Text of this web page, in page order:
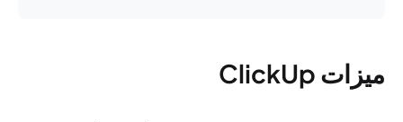
ميزات ClickUp